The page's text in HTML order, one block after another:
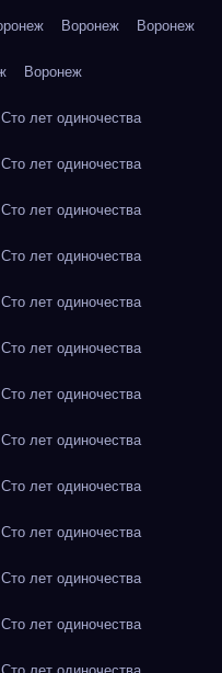
Воронеж Воронеж
Воронеж
лет одиночества
лет одиночества
лет одиночества
лет одиночества
лет одиночества
лет одиночества
лет одиночества
лет одиночества
лет одиночества
лет одиночества
лет одиночества
лет одиночества